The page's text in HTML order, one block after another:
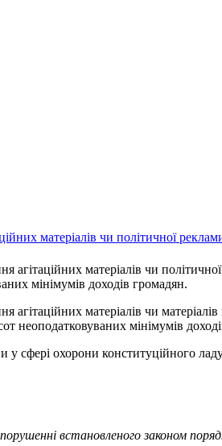
матеріалів чи політичної
матеріалів чи
мінімумів доходів громадян.
матеріалів чи
неоподатковуваних мінімумів
сфері охорони конституційного
встановленого законом